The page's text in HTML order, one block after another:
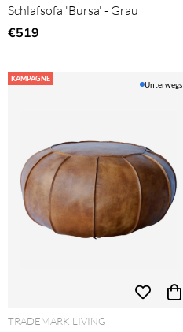
Schlafsofa 'Bursa' - Grau
€519
KAMPAGNE
Unterwegs
TRADEMARK LIVING